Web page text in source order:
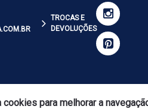
TROCAS E
DEVOLUÇÕES
para melhorar a